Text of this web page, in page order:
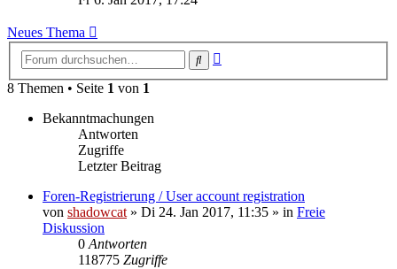
Neues Thema
Suche
8 Themen • Seite 1 von 1
Bekanntmachungen
Antworten
Zugriffe
Letzter Beitrag
Foren-Registrierung / User account registration
von shadowcat » Di 24. Jan 2017, 11:35 » in Freie
Diskussion
0 Antworten
118775 Zugriffe